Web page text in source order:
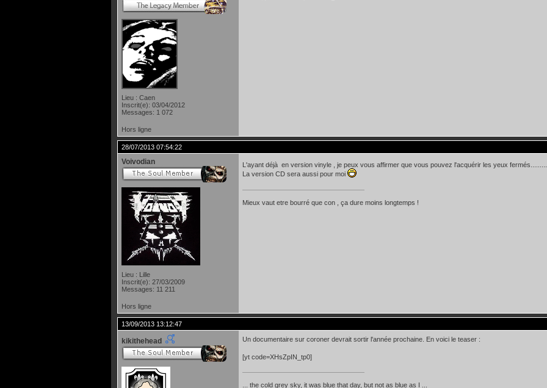
Lieu : Caen
Inscrit(e): 03/04/2012
Messages: 1 072
Hors ligne
28/07/2013 07:54:22
Voivodian
Lieu : Lille
Inscrit(e): 27/03/2009
Messages: 11 211
L'ayant déjà en version vinyle , je peux vous affirmer que vous pouvez l'acquérir les yeux
La version CD sera aussi pour moi
Mieux vaut etre bourré que con , ça dure moins longtemps !
Hors ligne
13/09/2013 13:12:47
kikithehead Un documentaire sur coroner devrait sortir l'année prochaine. En voici le teaser :
[yt code=XHsZpIN_tp0]
... the cold grey sky, it was blue that day, but not as blue as I ...